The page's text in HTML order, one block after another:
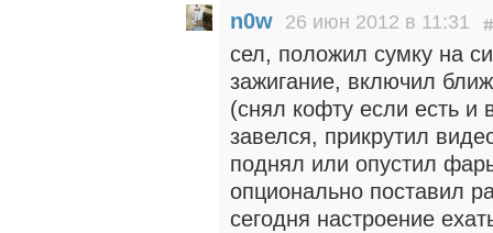
n0w 26 июн 2012 в 11:31
сел, положил сумку на
зажигание, включил
(снял кофту если есть
завелся, прикрутил
поднял или опустил
опционально поставил
сегодня настроение